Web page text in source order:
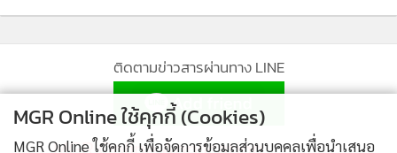
ตอนนั้นนะคะ ทีนี้ก็พาเข้าไปหาหมอพาไปตรวจเลือด เรา
กลัวหมอ กลัวการรักษา
ก็เหมือนพวกเราเวลาทำฟันก็กลัวเขาก็เป็นแบบนั้นเหมือนกัน
ไม่ได้มีว่าอุ้ยกลัวรับงานไม่ได้เหมือนในข่าวที่ลงไม่ใช่ เขาแค่กลัว
ติดตามข่าวสารผ่านทาง LINE
MGR Online ใช้คุกกี้ (Cookies)
MGR Online ใช้คุกกี้ เพื่อจัดการข้อมูลส่วนบุคคลเพื่อนำเสนอ